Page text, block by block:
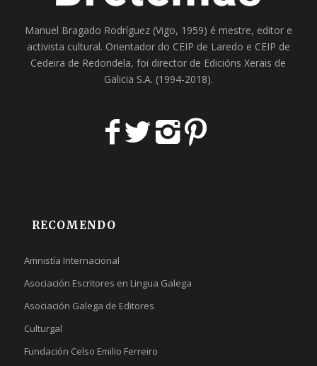
Manuel Bragado Rodríguez (Vigo, 1959) é mestre, editor e
activista cultural. Orientador do CEIP de Laredo e CEIP de
Cedeira de Redondela, foi director de Edicións Xerais de
Galicia S.A. (1994-2018).
RECOMENDO
Amnistía Internacional
Asociación Escritores en Lingua Galega
Asociación Galega de Editores
Culturgal
Fundación Celso Emilio Ferreiro